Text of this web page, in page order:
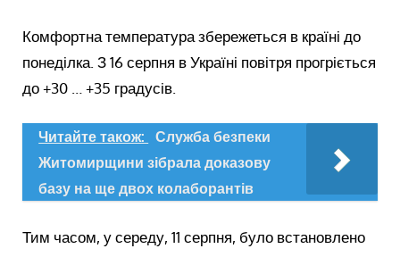
Комфортна температура збережеться в країні до
понеділка. З 16 серпня в Україні повітря прогріється
до +30 … +35 градусів.
Читайте також:
Служба безпеки
Житомирщини зібрала доказову
базу на ще двох колаборантів
Тим часом, у середу, 11 серпня, було встановлено